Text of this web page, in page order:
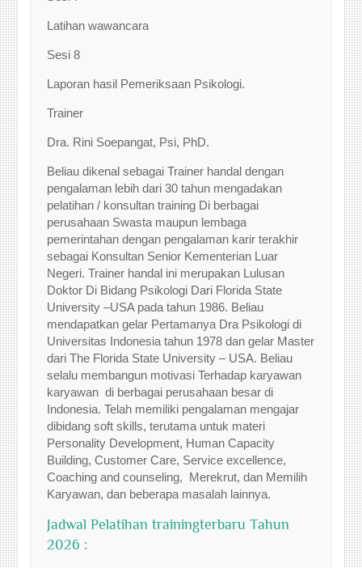
Latihan wawancara
Sesi 8
Laporan hasil Pemeriksaan Psikologi.
Trainer
Dra. Rini Soepangat, Psi, PhD.
Beliau dikenal sebagai Trainer handal dengan
pengalaman lebih dari 30 tahun mengadakan
pelatihan / konsultan training Di berbagai
perusahaan Swasta maupun lembaga
pemerintahan dengan pengalaman karir terakhir
sebagai Konsultan Senior Kementerian Luar
Negeri. Trainer handal ini merupakan Lulusan
Doktor Di Bidang Psikologi Dari Florida State
University –USA pada tahun 1986. Beliau
mendapatkan gelar Pertamanya Dra Psikologi di
Universitas Indonesia tahun 1978 dan gelar Master
dari The Florida State University – USA. Beliau
selalu membangun motivasi Terhadap karyawan
karyawan di berbagai perusahaan besar di
Indonesia. Telah memiliki pengalaman mengajar
dibidang soft skills, terutama untuk materi
Personality Development, Human Capacity
Building, Customer Care, Service excellence,
Coaching and counseling, Merekrut, dan Memilih
Karyawan, dan beberapa masalah lainnya.
Jadwal Pelatihan trainingterbaru Tahun
2026 :